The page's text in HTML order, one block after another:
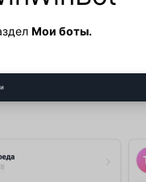
Мои боты.